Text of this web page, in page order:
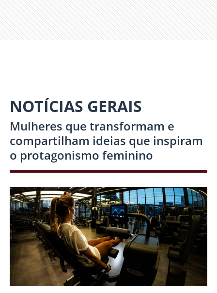
NOTÍCIAS GERAIS
Mulheres que transformam e
compartilham ideias que inspiram
o protagonismo feminino